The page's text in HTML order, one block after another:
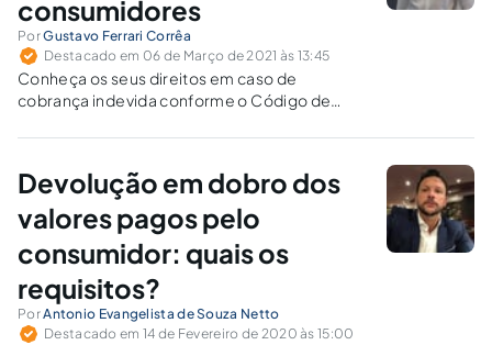
consumidores
PorGustavo Ferrari Corrêa
Destacado em 06 de Março de 2021 às 13:45
Conheça os seus direitos em caso de
cobrança indevida conforme o Código de
há direito a indenização.
Devolução em dobro dos
valores pagos pelo
consumidor: quais os
requisitos?
PorAntonio Evangelista de Souza Netto
Destacado em 14 de Fevereiro de 2020 às 15:00